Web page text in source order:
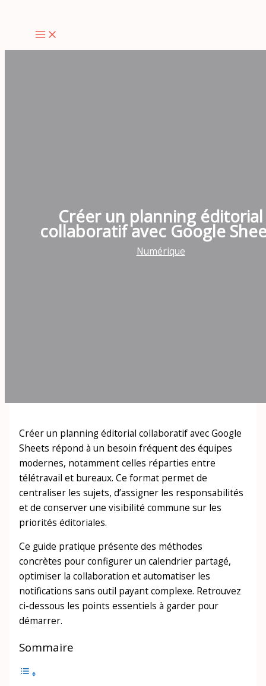
contenu
Créer un planning éditorial
collaboratif avec Google
Numérique
Créer un planning éditorial collaboratif avec Google
Sheets répond à un besoin fréquent des équipes
modernes, notamment celles réparties entre
télétravail et bureaux. Ce format permet de
centraliser les sujets, d’assigner les responsabilités
et de conserver une visibilité commune sur les
priorités éditoriales.
Ce guide pratique présente des méthodes
concrètes pour configurer un calendrier partagé,
optimiser la collaboration et automatiser les
notifications sans outil payant complexe. Retrouvez
ci-dessous les points essentiels à garder pour
démarrer.
Sommaire